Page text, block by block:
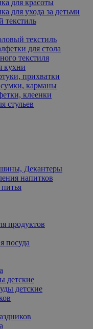
для красоты
для ухода за детьми
текстиль
текстиль
для стола
текстиля
кухни
прихватки
карманы
клеенки
стульев
Декантеры
напитков
продуктов
посуда
детские
детские